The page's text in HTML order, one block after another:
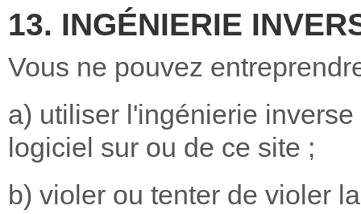
13. INGÉNIERIE
Vous ne pouvez
a) utiliser l'ingénierie
logiciel sur ou de ce site ;
b) violer ou tenter de violer